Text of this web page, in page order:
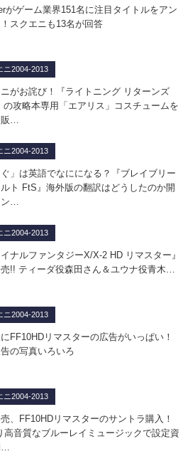
がゲーム業界151名に注目タイトルをアン
スクエニも13名が回答
ニ2004-2013
がお詫び！『ライトニング リターンズ
の攻略本専用「エアリス」コスチュームを
販…
ニ2004-2013
ぐ」は英語でなにになる？『ブレイブリー
ト FtS』海外版の翻訳はどうしたのか開
ン…
ニ2004-2013
イナルファンタジーX/X-2 HD リマスター』
!! ティーダ役森田さん＆ユウナ役青木…
ニ2004-2013
FF10HDリマスターの広告がいっぱい！
の写真いろいろ
ニ2004-2013
、FF10HDリマスターのサントラ購入！
高音質なブルーレイミュージックで設定資
…